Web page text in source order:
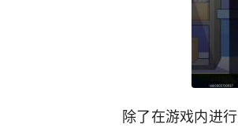
除了在游戏内进